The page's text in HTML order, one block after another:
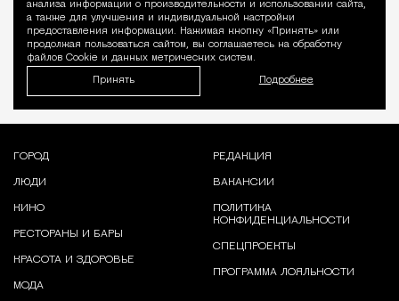
анализа информации о производительности и использовании сайта,
а также для улучшения и индивидуальной настройки
предоставления информации. Нажимая кнопку «Принять» или
продолжая пользоваться сайтом, вы соглашаетесь на обработку
файлов Cookie и данных метрических систем.
Принять Подробнее
ГОРОД
ЛЮДИ
КИНО
РЕСТОРАНЫ И БАРЫ
КРАСОТА И ЗДОРОВЬЕ
МОДА
РЕДАКЦИЯ
ВАКАНСИИ
ПОЛИТИКА
КОНФИДЕНЦИАЛЬНОСТИ
СПЕЦПРОЕКТЫ
ПРОГРАММА ЛОЯЛЬНОСТИ